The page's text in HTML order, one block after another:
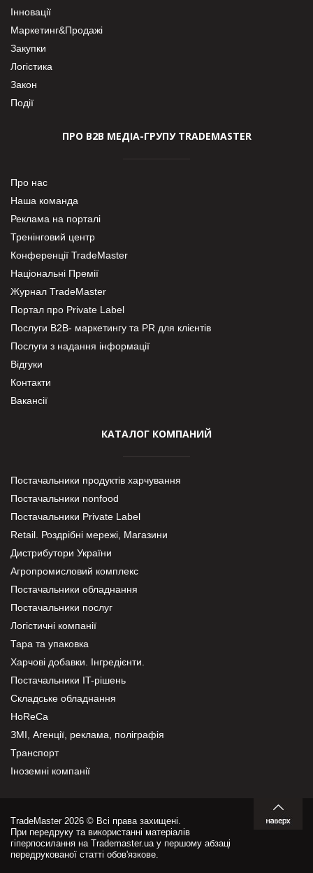
Інновації
Маркетинг&Продажі
Закупки
Логістика
Закон
Події
ПРО В2В МЕДІА-ГРУПУ TRADEMASTER
Про нас
Наша команда
Реклама на порталі
Тренінговий центр
Конференції TradeMaster
Національні Премії
Журнал TradeMaster
Портал про Private Label
Послуги В2В- маркетингу та PR для клієнтів
Послуги з надання інформації
Відгуки
Контакти
Вакансії
КАТАЛОГ КОМПАНИЙ
Постачальники продуктів харчування
Постачальники nonfood
Постачальники Private Label
Retail. Роздрібні мережі, Магазини
Дистрибутори України
Агропромисловий комплекс
Постачальники обладнання
Постачальники послуг
Логістичні компанії
Тара та упаковка
Харчові добавки. Інгредієнти.
Постачальники IT-рішень
Складське обладнання
HoReCa
ЗМІ, Агенції, реклама, поліграфія
Транспорт
Іноземні компанії
TradeMaster 2026 © Всі права захищені.
При передруку та використанні матеріалів
гіперпосилання на Trademaster.ua у першому абзаці
передрукованої статті обов'язкове.